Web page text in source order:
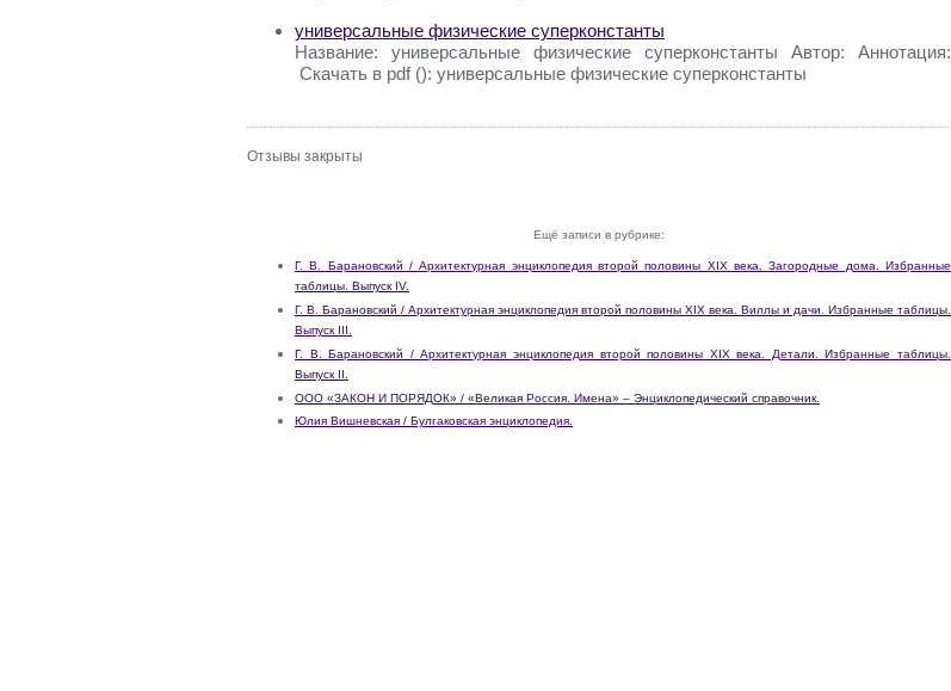
универсальные физические суперконстанты
Название: универсальные физические суперконстанты Автор: Аннотация:
Скачать в pdf (): универсальные физические суперконстанты
Отзывы закрыты
Ещё записи в рубрике:
Г. В. Барановский / Архитектурная энциклопедия второй половины XIX века. Загородные дома. Избранные
таблицы. Выпуск IV.
Г. В. Барановский / Архитектурная энциклопедия второй половины XIX века. Виллы и дачи. Избранные таблицы.
Выпуск III.
Г. В. Барановский / Архитектурная энциклопедия второй половины XIX века. Детали. Избранные таблицы.
Выпуск II.
ООО «ЗАКОН И ПОРЯДОК» / «Великая Россия. Имена» – Энциклопедический справочник.
Юлия Вишневская / Булгаковская энциклопедия.